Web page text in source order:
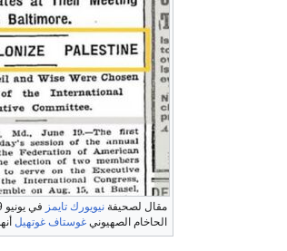
مقال لصحيفة نيويورك تايمز
الحاخام الصهيوني غوستاف غوتهيل